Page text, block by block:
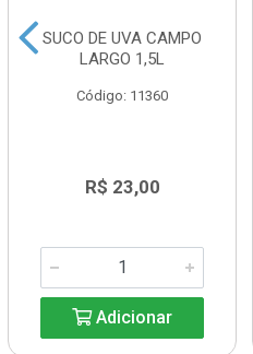
SUCO DE UVA CAMPO
LARGO 1,5L
Código: 11360
R$ 23,00
Adicionar